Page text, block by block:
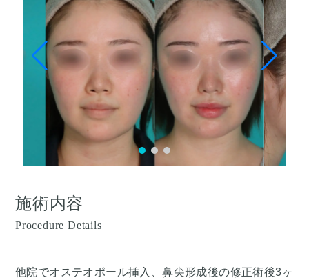
施術内容
Procedure Details
他院でオステオポール挿入、鼻尖形成後の修正術後3ヶ